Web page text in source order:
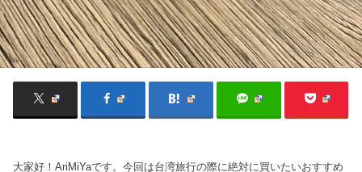
大家好！AriMiYaです。今回は台湾旅行の際に絶対に買いたいおすすめ